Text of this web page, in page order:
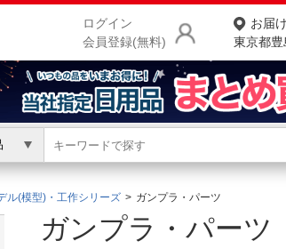
ログイン
会員登録(無料)
お届
東京都
ランキングか
カテゴリ一覧
ル(模型)・工作シリーズ ガンプラ・パーツ
ガンプラ・パーツ